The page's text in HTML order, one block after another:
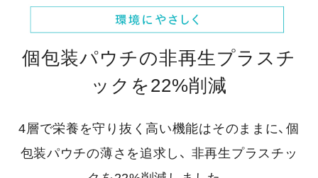
個包装パウチの非再生プラスチ
ックを22%削減
4層で栄養を守り抜く高い機能はそのままに、個
包装パウチの薄さを追求し、 非再生プラスチッ